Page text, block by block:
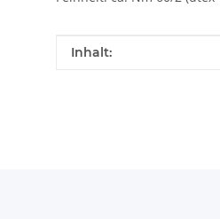
Produkteigenschaft
Wert
Inhalt: